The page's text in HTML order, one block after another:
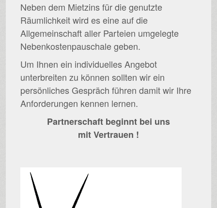
Neben dem Mietzins für die genutzte
Räumlichkeit wird es eine auf die
Allgemeinschaft aller Parteien umgelegte
Nebenkostenpauschale geben.
Um Ihnen ein individuelles Angebot
unterbreiten zu können sollten wir ein
persönliches Gespräch führen damit wir Ihre
Anforderungen kennen lernen.
Partnerschaft beginnt bei uns
mit Vertrauen !